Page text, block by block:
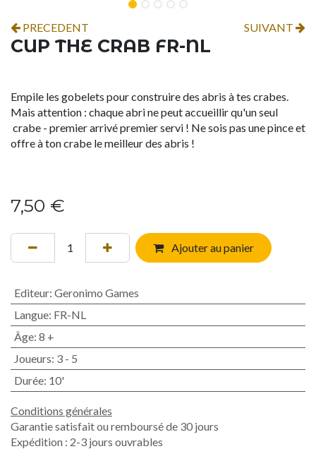
PRECEDENT SUIVANT
CUP THE CRAB FR-NL
Empile les gobelets pour construire des abris à tes crabes.
Mais attention : chaque abri ne peut accueillir qu'un seul
crabe - premier arrivé premier servi ! Ne sois pas une pince et
offre à ton crabe le meilleur des abris !
7,50 €
Ajouter au panier
Editeur: Geronimo Games
Langue: FR-NL
Âge: 8 +
Joueurs: 3 - 5
Durée: 10'
Conditions générales
Garantie satisfait ou remboursé de 30 jours
Expédition : 2-3 jours ouvrables